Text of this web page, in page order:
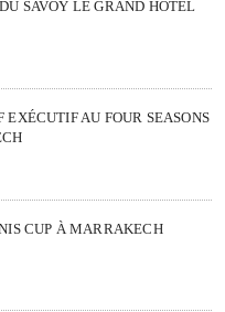
SAVOY LE GRAND HÔTEL
EXÉCUTIF AU FOUR SEASONS
CUP À MARRAKECH